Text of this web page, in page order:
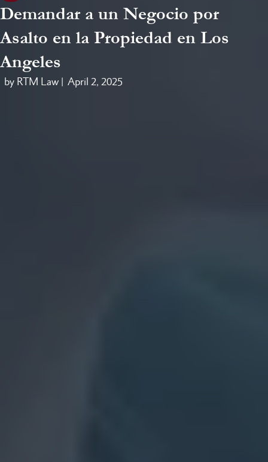
Demandar a un Negocio por
Asalto en la Propiedad en Los
Angeles
by RTM Law | April 2, 2025